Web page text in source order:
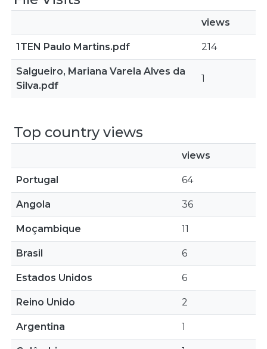
views
1TEN Paulo Martins.pdf 214
Salgueiro, Mariana Varela Alves da
Silva.pdf
1
Top country views
views
Portugal 64
Angola 36
Moçambique 11
Brasil 6
Estados Unidos 6
Reino Unido 2
Argentina 1